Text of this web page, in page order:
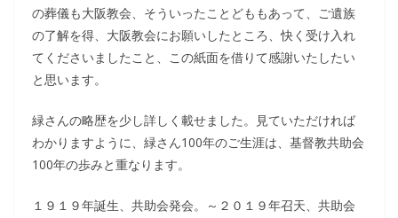
の葬儀も大阪教会、そういったことどももあって、ご遺族
の了解を得、大阪教会にお願いしたところ、快く受け入れ
てくださいましたこと、この紙面を借りて感謝いたしたい
と思います。
緑さんの略歴を少し詳しく載せました。見ていただければ
わかりますように、緑さん100年のご生涯は、基督教共助会
100年の歩みと重なります。
１９１９年誕生、共助会発会。～２０１９年召天、共助会